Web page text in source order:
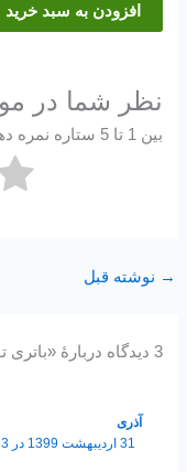
افزودن به سبد خرید
نظر شما در
بین 1 تا 5 ستاره نمره دهید
→ نوشته قبل
3 دیدگاه دربارهٔ «باتری تویوتا پرادو»
آذری
31 اردیبهشت 1399 در 2:23 ب.ظ